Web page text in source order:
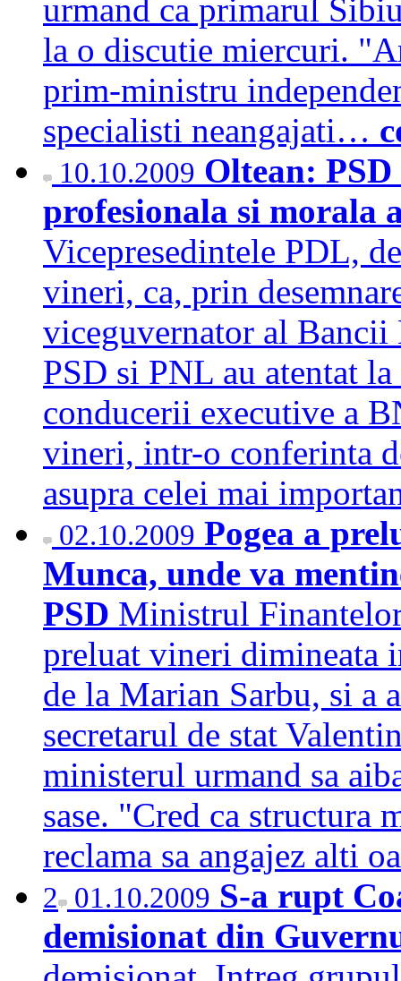
urmand ca primarul
la o discutie miercuri.
prim-ministru
specialisti neangajati…
10.10.2009 Oltean:
profesionala si morala
Vicepresedintele PDL,
vineri, ca, prin
viceguvernator al
PSD si PNL au atentat
conducerii executive a
vineri, intr-o conferinta
asupra celei mai
02.10.2009 Pogea a
Munca, unde va
PSD Ministrul
preluat vineri
de la Marian Sarbu, si a
secretarul de stat
ministerul urmand sa
sase. "Cred ca structura
reclama sa angajez alti
2 01.10.2009 S-a rupt
demisionat din